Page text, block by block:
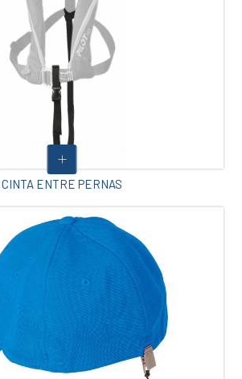
CINTA ENTRE PERNAS